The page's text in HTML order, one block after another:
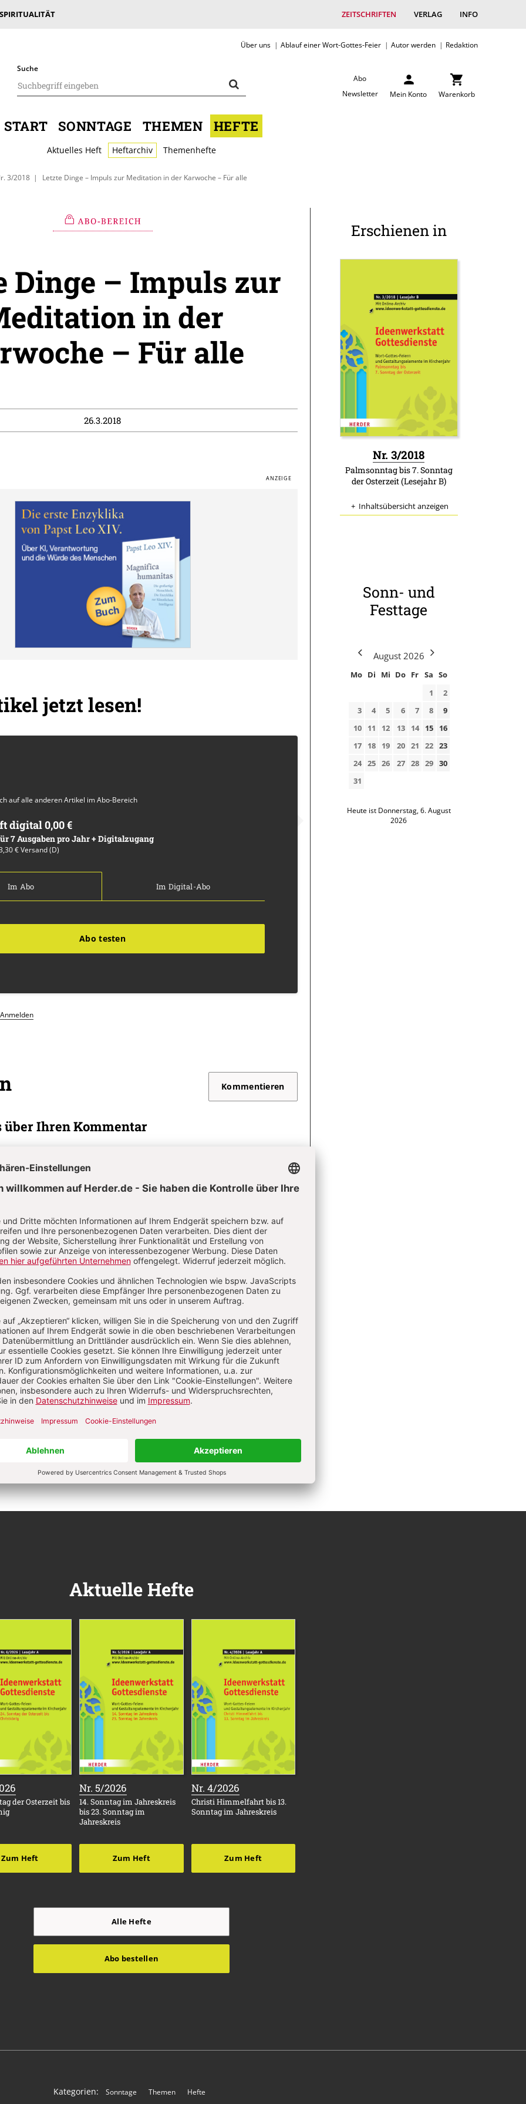
ZEITSCHRIFTEN VERLAG INFO
Über uns Ablauf einer Wort-Gottes-Feier Autor werden Redaktion
Suche
Abo
Newsletter
Mein Konto Warenkorb
START SONNTAGE THEMEN HEFTE
Aktuelles Heft Heftarchiv Themenhefte
3/2018 Letzte Dinge – Impuls zur Meditation in der Karwoche – Für alle
Dinge – Impuls zur
in der
– Für alle
26.3.2018
jetzt lesen!
auf alle anderen Artikel im Abo-Bereich
digital 0,00 €
7 Ausgaben pro Jahr + Digitalzugang
€ Versand (D)
Im Abo Im Digital-Abo
Abo testen
Anmelden
Kommentieren
Ihren Kommentar
Als Gast kommentieren
*
*
Angemeldet bleiben
Anmelden
Erschienen in
Nr. 3/2018
Palmsonntag bis 7. Sonntag
der Osterzeit (Lesejahr B)
Inhaltsübersicht anzeigen
Sonn- und
Festtage
August 2026
Mo Di Mi Do Fr Sa So
1
2
3
4 5 6 7 8
9
10
11 12 13 14 15
16
17
18 19 20 21 22 23
24 25 26 27 28 29 30
31
Heute ist Donnerstag, 6. August
2026
Aktuelle Hefte
der Osterzeit bis
Zum Heft
Nr. 5/2026
14. Sonntag im Jahreskreis
bis 23. Sonntag im
Jahreskreis
Zum Heft
Nr. 4/2026
Christi Himmelfahrt bis 13.
Sonntag im Jahreskreis
Zum Heft
Alle Hefte
Abo bestellen
Kategorien: Sonntage Themen Hefte